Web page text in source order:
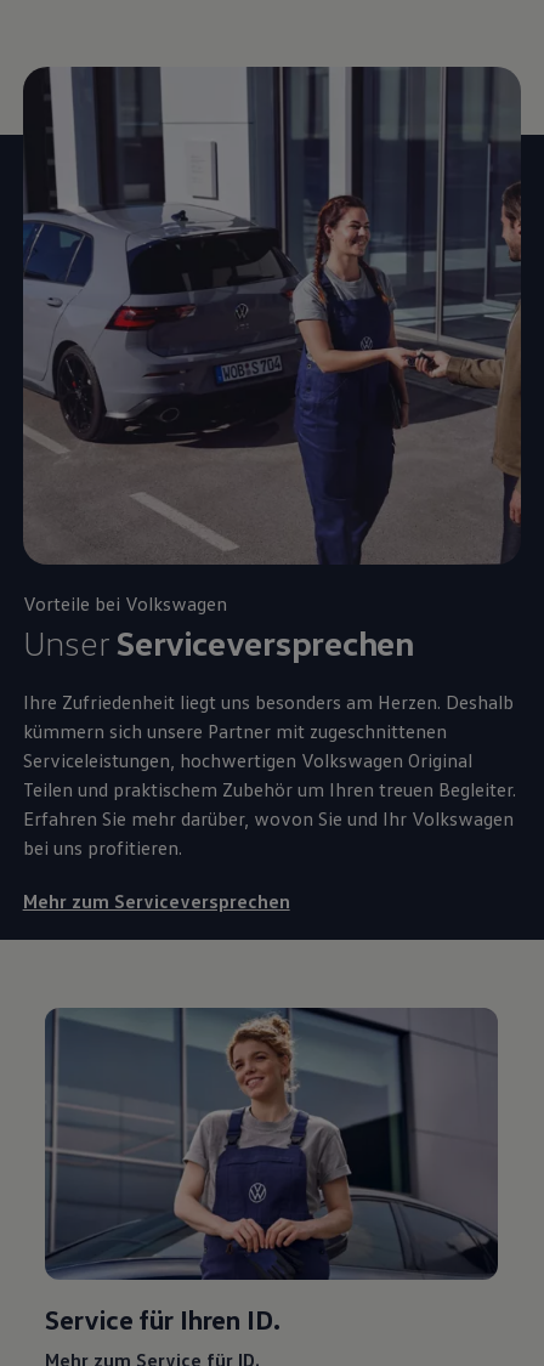
Vorteile bei Volkswagen
Unser Serviceversprechen
Ihre Zufriedenheit liegt uns besonders am Herzen. Deshalb
kümmern sich unsere Partner mit zugeschnittenen
Serviceleistungen, hochwertigen Volkswagen Original
Teilen und praktischem Zubehörum Ihren treuen Begleiter.
Erfahren Sie mehr darüber, wovon Sie und Ihr Volkswagen
bei uns profitieren.
Mehr zum Serviceversprechen
Service für Ihren ID.
Mehr zum Service für ID.